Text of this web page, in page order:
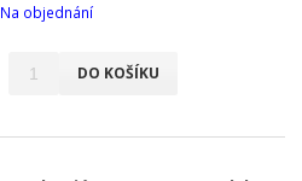
Na objednání
DO KOŠÍKU